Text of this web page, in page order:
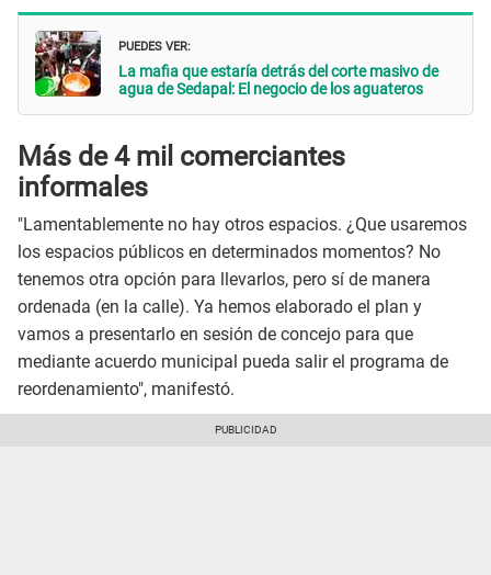
PUEDES VER:
La mafia que estaría detrás del corte masivo de
agua de Sedapal: El negocio de los aguateros
Más de 4 mil comerciantes
informales
"Lamentablemente no hay otros espacios. ¿Que usaremos
los espacios públicos en determinados momentos? No
tenemos otra opción para llevarlos, pero sí de manera
ordenada (en la calle). Ya hemos elaborado el plan y
vamos a presentarlo en sesión de concejo para que
mediante acuerdo municipal pueda salir el programa de
reordenamiento", manifestó.